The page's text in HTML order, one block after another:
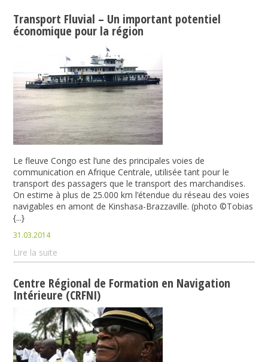
Transport Fluvial – Un important potentiel
économique pour la région
Le fleuve Congo est l’une des principales voies de
communication en Afrique Centrale, utilisée tant pour le
transport des passagers que le transport des marchandises.
On estime à plus de 25.000 km l’étendue du réseau des voies
navigables en amont de Kinshasa-Brazzaville. (photo ©Tobias
{...}
31.03.2014
Lire la suite
Centre Régional de Formation en Navigation
Intérieure (CRFNI)